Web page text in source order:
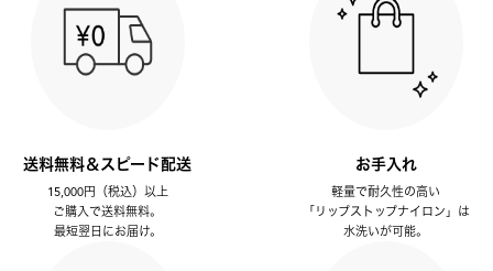
送料無料＆スピード配送
15,000円（税込）以上
ご購入で送料無料。
最短翌日にお届け。
お手入れ
軽量で耐久性の高い
「リップストップナイロン」は
水洗いが可能。